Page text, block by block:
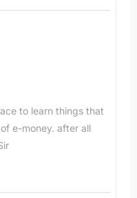
to learn things that
e-money. after all